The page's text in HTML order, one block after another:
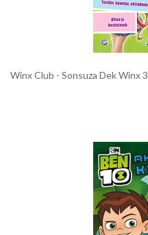
Winx Club - Sonsuza Dek Winx 3